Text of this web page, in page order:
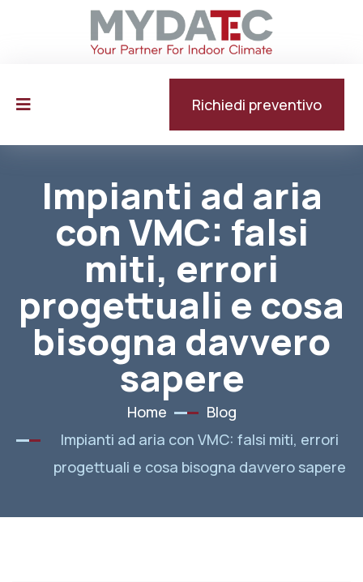
Richiedi preventivo
Impianti ad aria
con VMC: falsi
miti, errori
progettuali e cosa
bisogna davvero
sapere
Home
Blog
Impianti ad aria con VMC: falsi miti, errori
progettuali e cosa bisogna davvero sapere